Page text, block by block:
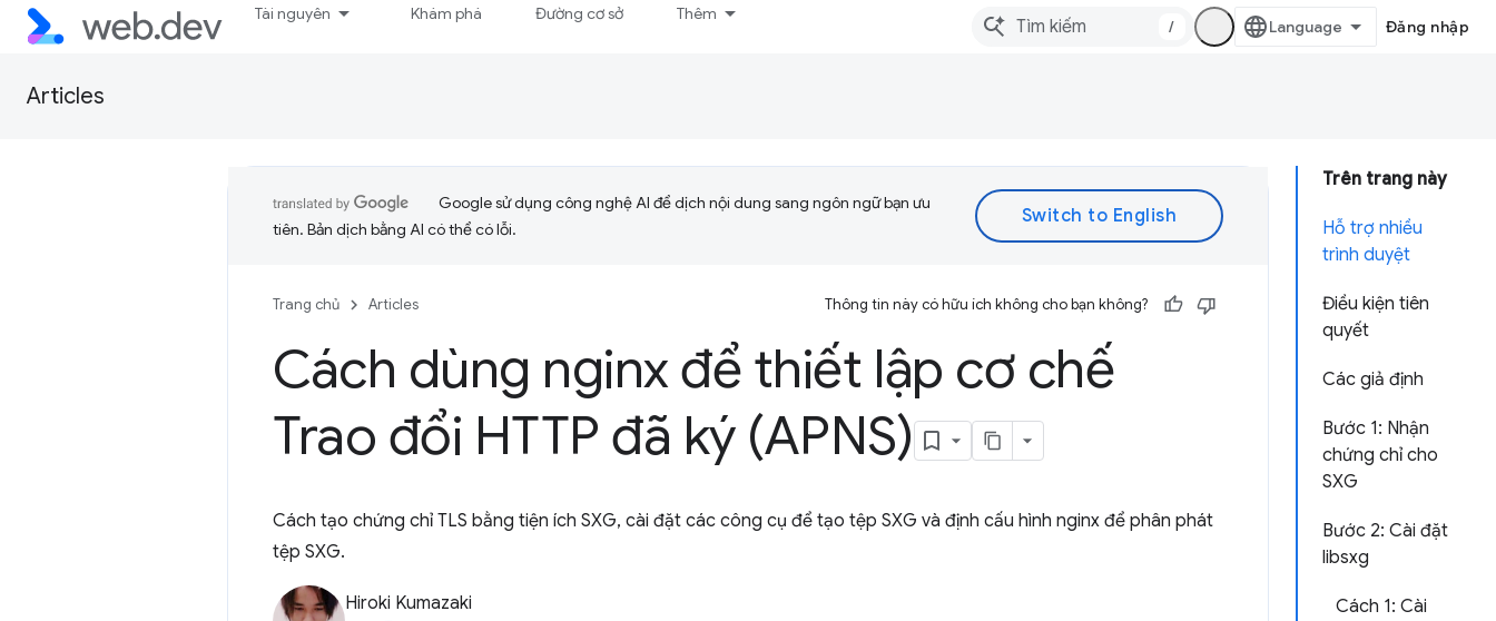
Tài nguyên Khám phá Đường cơ sở Thêm
/ Đăng nhập
Articles
Trên trang này
Hỗ trợ nhiều
trình duyệt
Điều kiện tiên
quyết
Các giả định
Bước 1: Nhận
chứng chỉ cho
SXG
Bước 2: Cài đặt
libsxg
Cách 1: Cài
Google sử dụng công nghệ AI để dịch nội dung sang ngôn ngữ bạn ưu
tiên. Bản dịch bằng AI có thể có lỗi.
Trang chủ Articles Thông tin này có hữu ích không cho bạn không?
Cách dùng nginx để thiết lập cơ chế
Trao đổi HTTP đã ký (APNS)
Cách tạo chứng chỉ TLS bằng tiện ích SXG, cài đặt các công cụ để tạo tệp SXG và định cấu hình nginx để phân phát
tệp SXG.
Hiroki Kumazaki